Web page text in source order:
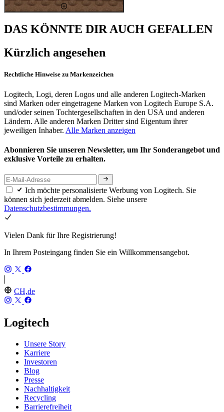
DAS KÖNNTE DIR AUCH GEFALLEN
Kürzlich angesehen
Rechtliche Hinweise zu Markenzeichen
Logitech, Logi, deren Logos und alle anderen Logitech-Marken
sind Marken oder eingetragene Marken von Logitech Europe S.A.
und/oder seinen Tochtergesellschaften in den USA und anderen
Ländern. Alle anderen Marken Dritter sind Eigentum ihrer
jeweiligen Inhaber. Alle Marken anzeigen
Abonnieren Sie unseren Newsletter, um Ihr Sonderangebot und
exklusive Vorteile zu erhalten.
Ich möchte personalisierte Werbung von Logitech. Sie
können sich jederzeit abmelden. Siehe unsere
Datenschutzbestimmungen.
Vielen Dank für Ihre Registrierung!
In Ihrem Posteingang finden Sie ein Willkommensangebot.
CH,de
Logitech
Unsere Story
Karriere
Investoren
Blog
Presse
Nachhaltigkeit
Recycling
Barrierefreiheit